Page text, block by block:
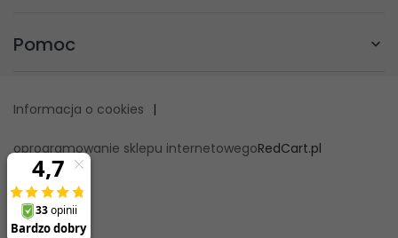
Pomoc
Informacja o cookies |
oprogramowanie sklepu internetowegoRedCart.pl